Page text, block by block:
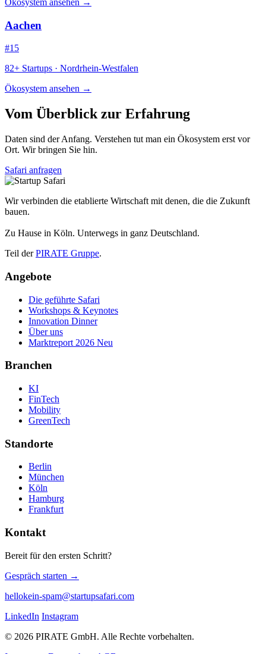
Ökosystem ansehen →
Aachen
#15
82+ Startups · Nordrhein-Westfalen
Ökosystem ansehen →
Vom Überblick zur Erfahrung
Daten sind der Anfang. Verstehen tut man ein Ökosystem erst vor
Ort. Wir bringen Sie hin.
Safari anfragen
Wir verbinden die etablierte Wirtschaft mit denen, die die Zukunft
bauen.
Zu Hause in Köln. Unterwegs in ganz Deutschland.
Teil derPIRATE Gruppe.
Angebote
Die geführte Safari
Workshops & Keynotes
Innovation Dinner
Über uns
Marktreport 2026 Neu
Branchen
KI
FinTech
Mobility
GreenTech
Standorte
Berlin
München
Köln
Hamburg
Frankfurt
Kontakt
Bereit für den ersten Schritt?
Gespräch starten →
hellokein-spam@startupsafari.com
LinkedIn Instagram
© 2026 PIRATE GmbH. Alle Rechte vorbehalten.